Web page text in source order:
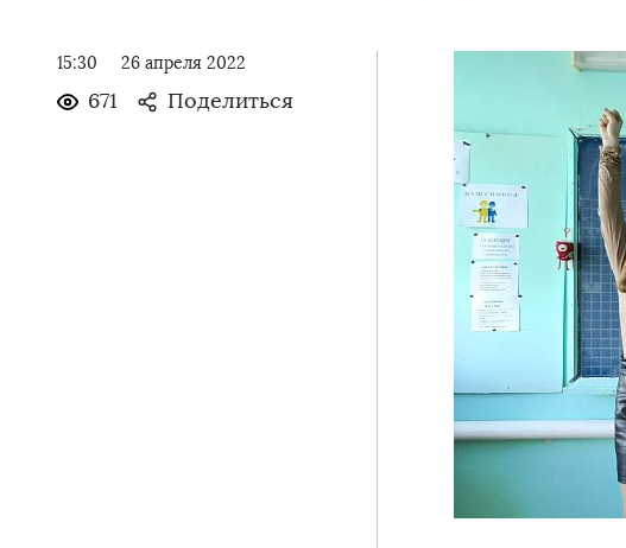
15:30 26 апреля 2022
671 Поделиться